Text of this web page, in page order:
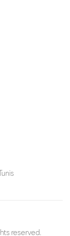
reserved.